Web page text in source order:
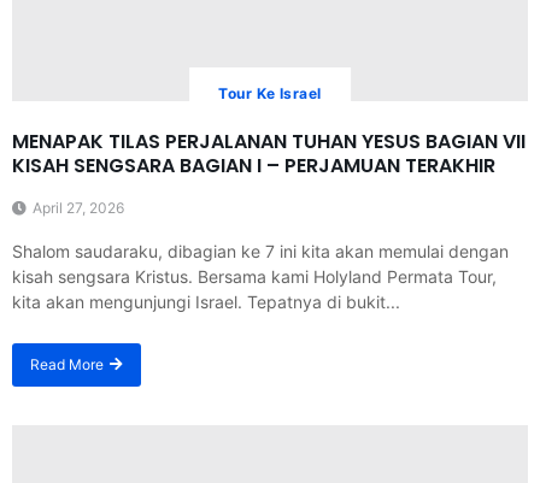
Tour Ke Israel
MENAPAK TILAS PERJALANAN TUHAN YESUS BAGIAN VII
KISAH SENGSARA BAGIAN I – PERJAMUAN TERAKHIR
April 27, 2026
Shalom saudaraku, dibagian ke 7 ini kita akan memulai dengan
kisah sengsara Kristus. Bersama kami Holyland Permata Tour,
kita akan mengunjungi Israel. Tepatnya di bukit...
Read More